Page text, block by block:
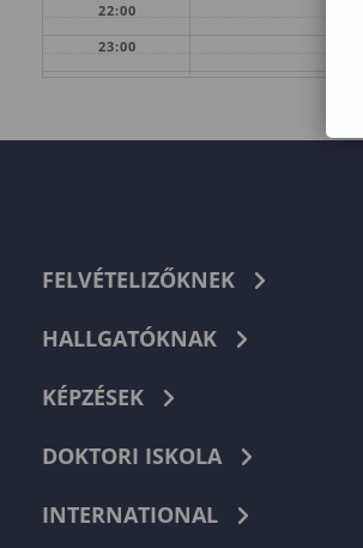
22:00
23:00
FELVÉTELIZŐKNEK
HALLGATÓKNAK
KÉPZÉSEK
DOKTORI ISKOLA
INTERNATIONAL